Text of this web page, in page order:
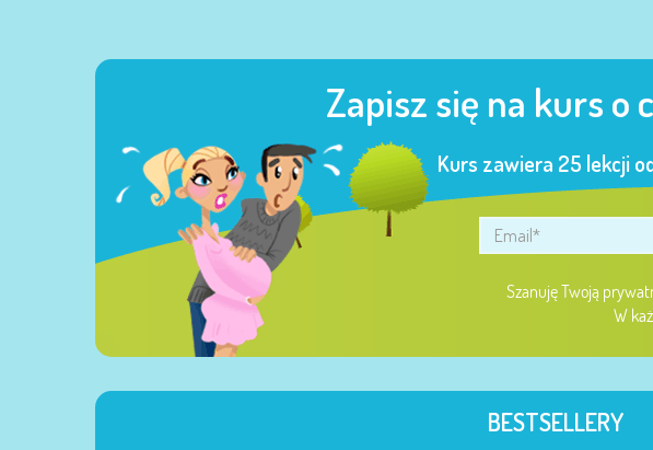
Zapisz się na kurs o
Kurs zawiera 25 lekcji
Szanuję Twoją
W
BESTSELLERY